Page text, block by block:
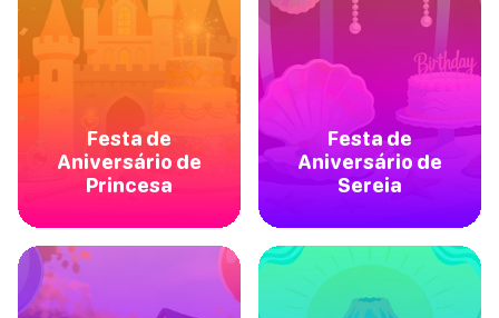
Festa de
Aniversário de
Princesa
Festa de
Aniversário de
Sereia